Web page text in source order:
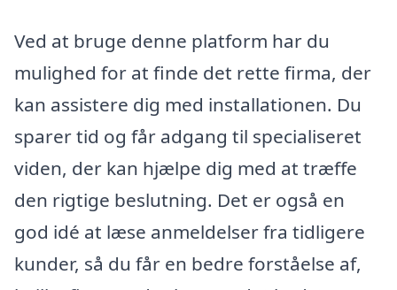
Ved at bruge denne platform har du
mulighed for at finde det rette firma, der
kan assistere dig med installationen. Du
sparer tid og får adgang til specialiseret
viden, der kan hjælpe dig med at træffe
den rigtige beslutning. Det er også en
god idé at læse anmeldelser fra tidligere
kunder, så du får en bedre forståelse af,